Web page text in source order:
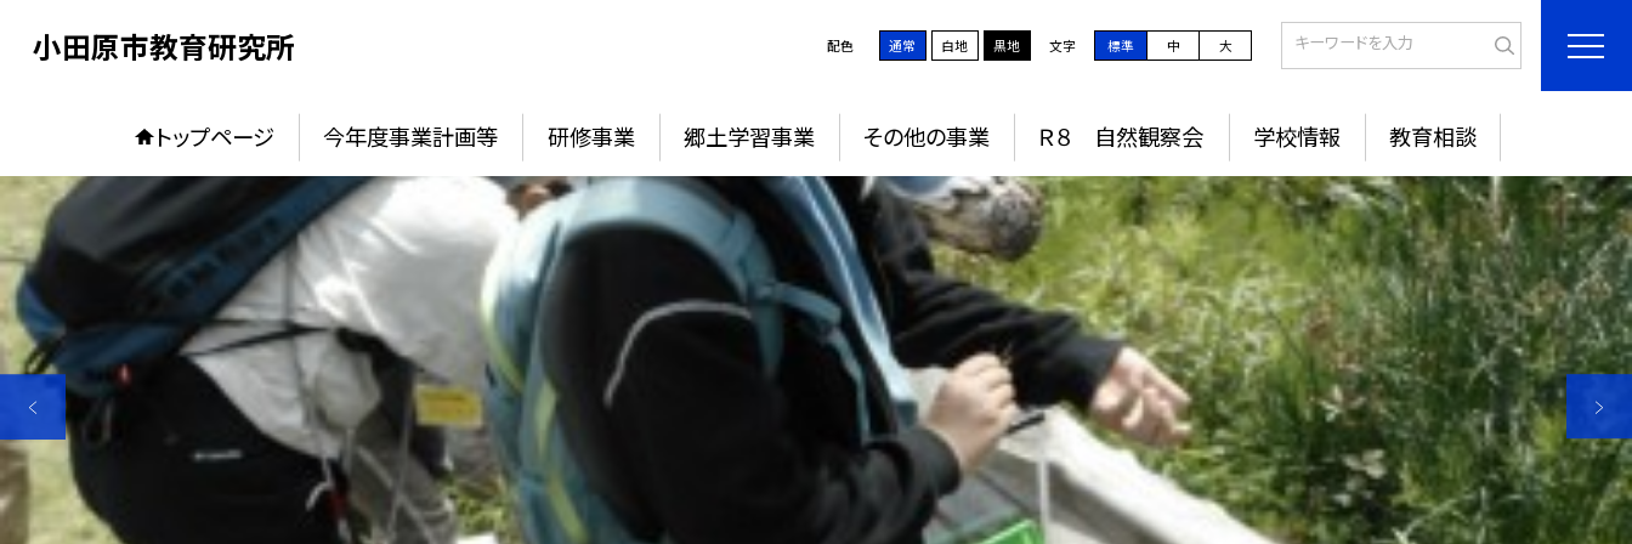
小田原市教育研究所 配色 通常 白地 黒地 文字 標準 中 大
トップページ 今年度事業計画等 研修事業 郷土学習事業 その他の事業 Ｒ８ 自然観察会 学校情報 教育相談